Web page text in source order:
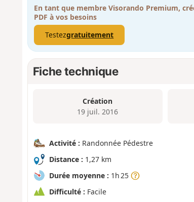
En tant que membre Visorando Premium,
PDF à vos besoins
Testezgratuitement
Fiche technique
Création
19 juil. 2016
Activité : Randonnée Pédestre
Distance : 1,27 km
Durée moyenne : 1h 25
Difficulté : Facile